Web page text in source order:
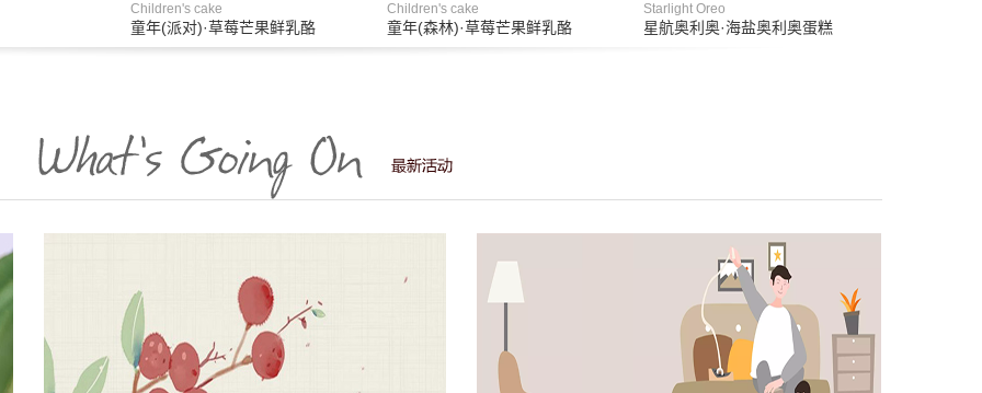
Children's cake
童年(派对)·草莓芒果鲜乳酪
Children's cake
童年(森林)·草莓芒果鲜乳酪
Starlight Oreo
星航奥利奥·海盐奥利奥蛋糕